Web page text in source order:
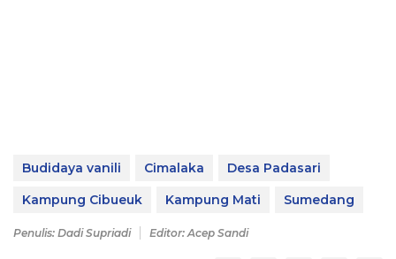
Budidaya vanili Cimalaka
Desa Padasari
Kampung Cibueuk
Kampung Mati Sumedang
Penulis: Dadi Supriadi Editor: Acep Sandi